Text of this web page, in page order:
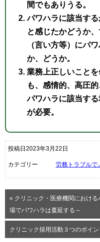
間でもありうる。
パワハラに該当す
と感じたかどうか
（言い方等）にパ
か、どうか。
業務上正しいこと
も、感情的、高圧
パワハラに該当す
が必要。
投稿日2023年3月22日
カテゴリー 労務トラブルで
« クリニック・医療機関におけ
場でパワハラは蔓延する～
クリニック採用活動３つのポイ